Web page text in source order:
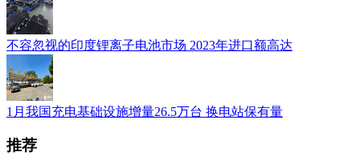
不容忽视的印度锂离子电池市场 2023年进口额高达
1月我国充电基础设施增量26.5万台 换电站保有量
推荐